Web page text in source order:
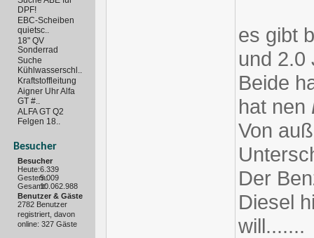
DPF!
EBC-Scheiben
quietsc..
18" QV
Sonderrad
Suche
Kühlwasserschl..
Kraftstoffleitung
Aigner Uhr Alfa
GT #..
ALFA GT Q2
Felgen 18..
Besucher
Besucher
Heute:6.339
Gestern:5.009
Gesamt:10.062.988
Benutzer & Gäste
2782 Benutzer
registriert, davon
online: 327 Gäste
es gibt
und 2.0
Beide
hat nen
Von
Der
Diesel
will.......